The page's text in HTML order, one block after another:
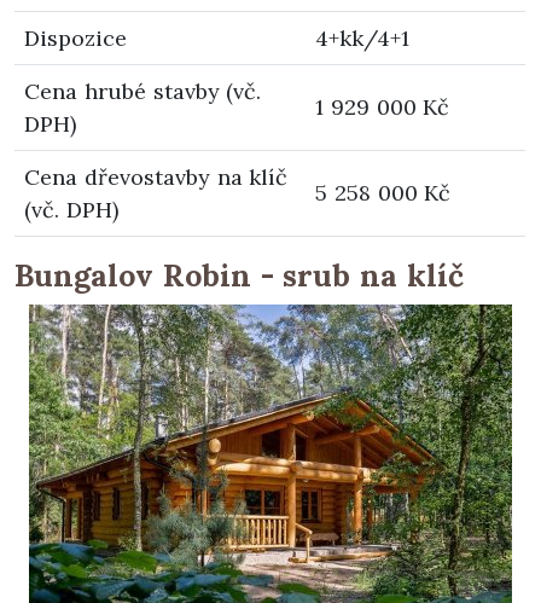
Dispozice
4+kk/4+1
Cena hrubé stavby (vč.
DPH)
1 929 000 Kč
Cena dřevostavby na klíč
(vč. DPH)
5 258 000 Kč
Bungalov Robin - srub na klíč